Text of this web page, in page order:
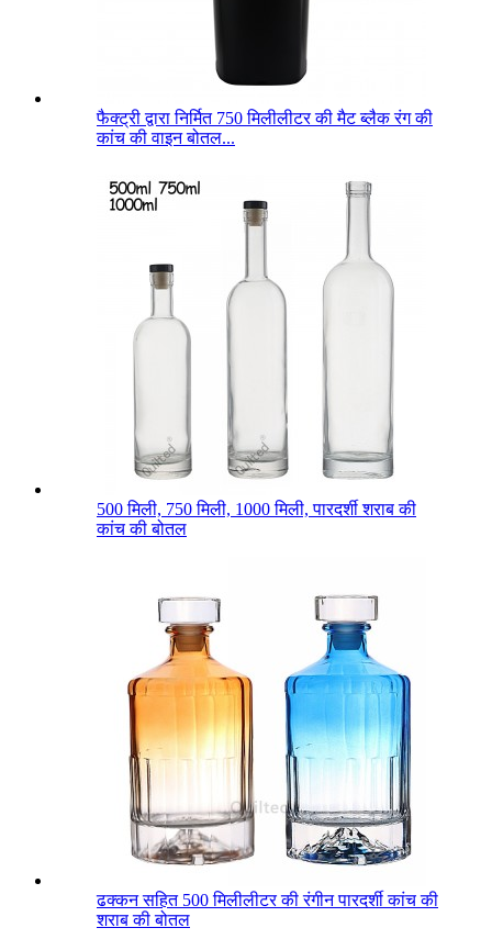
फैक्ट्री द्वारा निर्मित 750 मिलीलीटर की मैट ब्लैक रंग की
कांच की वाइन बोतल...
500 मिली, 750 मिली, 1000 मिली, पारदर्शी शराब की
कांच की बोतल
ढक्कन सहित 500 मिलीलीटर की रंगीन पारदर्शी कांच की
शराब की बोतल